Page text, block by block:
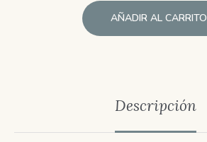
AÑADIR AL CARRITO
Descripción